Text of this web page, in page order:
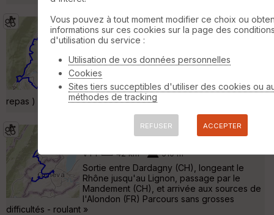
T-15-05-30-dardagny (1) Sergy
VTT 38 km
parcours du matin: départ, Dardagny,
Challex, Pougny, Chancy, Chevrier,
Longeray, Fort l'Ecluse ( casse-croûte ),
Collonges, Logras, St Jean de Gonville (
repas ) »
VTT-Dardagny-13-06-22-a Sergy
VTT 42 km 510 m
Sortie entre Dardagny (CH), longeant le
Rhône jusqu'au Lignon, passage par le
Mandement (CH), et arrivée aux sources de
l'Alondon (FR) Parcours sans grosses
difficultés - roulant »
Vous pouvez à tout moment modifier ce choix ou
informations sur ces cookies sur la page des
d'utilisation du service :
Utilisation de vos données personnelles
Cookies
Sites tiers succeptibles d'utiliser des cookies ou
méthodes de tracking
REFUSER ACCEPTER